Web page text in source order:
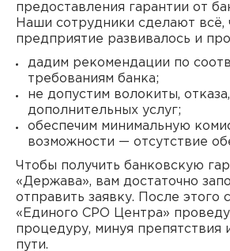
предоставления гарантии от
Наши сотрудники сделают всё,
предприятие развивалось и
дадим рекомендации по
требованиям банка;
не допустим волокиты,
дополнительных услуг;
обеспечим минимальную
возможности — отсутствие
Чтобы получить банковскую
«Держава», вам достаточно
отправить заявку. После этого
«Единого СРО Центра»
процедуру, минуя препятствия
пути.